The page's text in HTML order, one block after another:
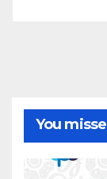
You